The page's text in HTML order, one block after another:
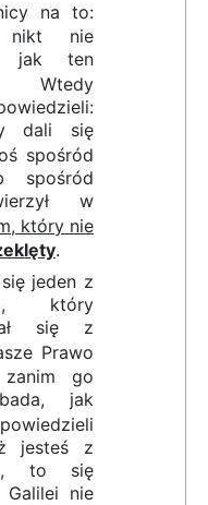
na to:
nikt nie
jak ten
dali się
spośród
spośród
w
który nie
.
jeden z
który
się z
Prawo
zanim go
jak
jesteś z
to się
nie